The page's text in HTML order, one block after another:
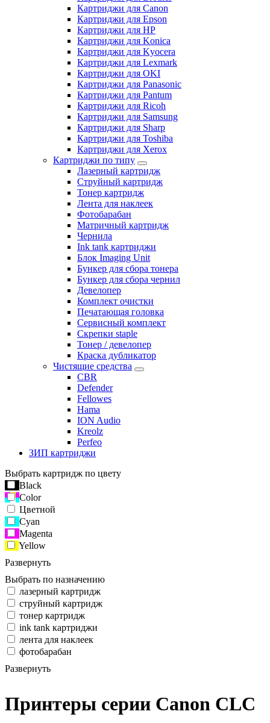
Картриджи для Canon
Картриджи для Epson
Картриджи для HP
Картриджи для Konica
Картриджи для Kyocera
Картриджи для Lexmark
Картриджи для OKI
Картриджи для Panasonic
Картриджи для Pantum
Картриджи для Ricoh
Картриджи для Samsung
Картриджи для Sharp
Картриджи для Toshiba
Картриджи для Xerox
Картриджи по типу
Лазерный картридж
Струйный картридж
Тонер картридж
Лента для наклеек
Фотобарабан
Матричный картридж
Чернила
Ink tank картриджи
Блок Imaging Unit
Бункер для сбора тонера
Бункер для сбора чернил
Девелопер
Комплект очистки
Печатающая головка
Сервисный комплект
Скрепки staple
Тонер / девелопер
Краска дубликатор
Чистящие средства
CBR
Defender
Fellowes
Hama
ION Audio
Kreolz
Perfeo
ЗИП картриджи
Выбрать картридж по цвету
Black
Color
Цветной
Cyan
Magenta
Yellow
Развернуть
Выбрать по назначению
лазерный картридж
струйный картридж
тонер картридж
ink tank картриджи
лента для наклеек
фотобарабан
Развернуть
Принтеры серии Canon CLC